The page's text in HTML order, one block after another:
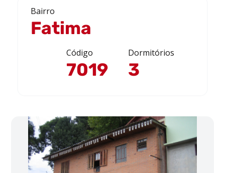
Bairro
Fatima
Código
7019
Dormitórios
3